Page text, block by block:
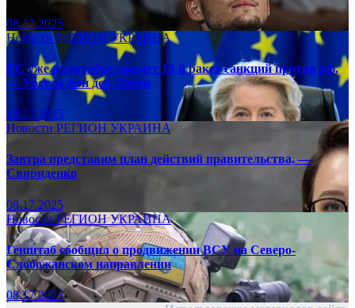
08.17.2025
НовостиРЕГИОНУКРАИНА
ЕС уже в сентябре примет 19-й ракет санкций против рф,
— Урсула фон дер Ляйен
08.17.2025
Новости РЕГИОН УКРАИНА
Завтра представим план действий правительства, —
Свириденко
08.17.2025
НовостиРЕГИОНУКРАИНА
Генштаб сообщил о продвижении ВСУ на Северо-
Слобожанском направлении
08.17.2025